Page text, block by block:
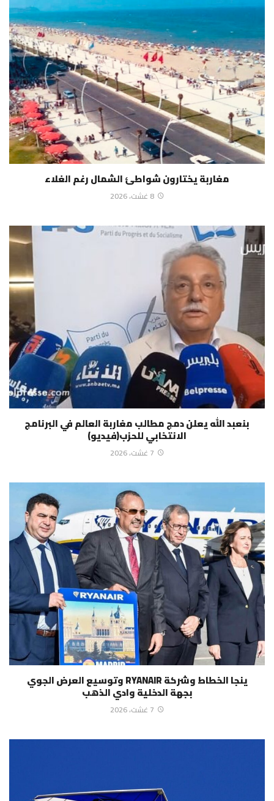
مغاربة يختارون شواطئ الشمال رغم الغلاء
8 غشت، 2026
بنعبد الله يعلن دمج مطالب مغاربة العالم في البرنامج
الانتخابي للحزب(فيديو)
7 غشت، 2026
ينجا الخطاط وشركة RYANAIR وتوسيع العرض الجوي
بجهة الدخلية وادي الذهب
7 غشت، 2026